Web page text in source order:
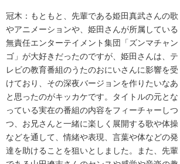
冠木：もともと、先輩である姫田真武さんの歌
やアニメーションや、 姫田さんが所属している
無責任エンターテイメント集団「 ズンマチャン
ゴ」が大好きだったのですが、 姫田さんは、テ
レビの教育番組のうたのおにいさんに影響を受
けており、 その深夜バージョンを作りたいなあ
と思ったのがキッカケです。タイトルの元とな
っている実在の番組の内容をフィーチャーしつ
つ、 お兄さんと一緒に楽しく展開する歌や体操
などを通して、情緒や表現、言葉や体などの発
達を助けることを狙いとしました。
また、 先輩